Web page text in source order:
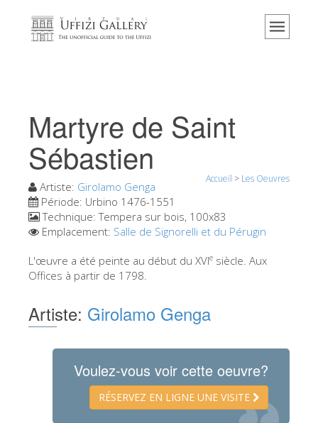
Accueil
Événements et expositions
L' avis des visiteurs
Explorer la Galerie
Réserver
Visite virtuelle
Les Oeuvres
Les Salles
Les autres Musées
Le Musée national du Bargello
Martyre de Saint
Sébastien
Accueil > Les Oeuvres
Artiste: Girolamo Genga
Période: Urbino 1476-1551
Technique:Tempera sur bois, 100x83
Emplacement: Salle de Signorelli et du Pérugin
L'œuvre a été peinte au début du XVIe siècle. Aux
Offices à partir de 1798.
Artiste: Girolamo Genga
Voulez-vous voir cette oeuvre?
RÉSERVEZ EN LIGNE UNE VISITE